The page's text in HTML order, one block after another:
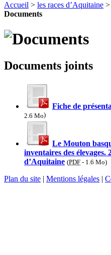
Accueil > les races d’Aquitaine >
Documents
Documents joints
Fiche de
2.6 Mo)
Le Mouton
inventaires des élevages.
d’Aquitaine (PDF - 1.6 Mo)
Plan du site | Mentions légales |